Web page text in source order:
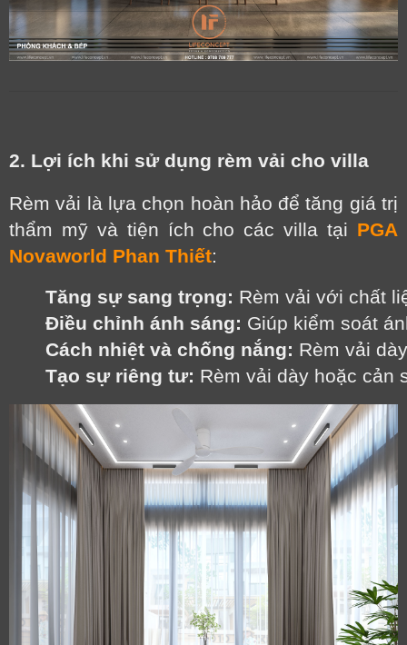
2. Lợi ích khi sử dụng rèm vải cho villa
Rèm vải là lựa chọn hoàn hảo để tăng giá trị
thẩm mỹ và tiện ích cho các villa tại PGA
Novaworld Phan Thiết:
Tăng sự sang trọng: Rèm vải với chất
Điều chỉnh ánh sáng: Giúp kiểm soát
Cách nhiệt và chống nắng: Rèm vải
Tạo sự riêng tư: Rèm vải dày hoặc cản